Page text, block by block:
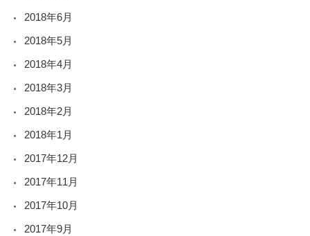
2018年6月
2018年5月
2018年4月
2018年3月
2018年2月
2018年1月
2017年12月
2017年11月
2017年10月
2017年9月